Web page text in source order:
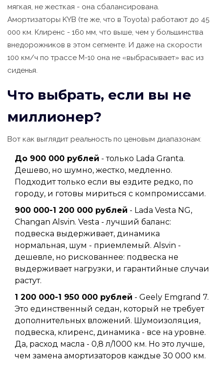
мягкая, не жесткая - она сбалансирована.
Амортизаторы KYB (те же, что в Toyota) работают до 45
000 км. Клиренс - 160 мм, что выше, чем у большинства
внедорожников в этом сегменте. И даже на скорости
100 км/ч по трассе М-10 она не «выбрасывает» вас из
сиденья.
Что выбрать, если вы не
миллионер?
Вот как выглядит реальность по ценовым диапазонам:
До 900 000 рублей - только Lada Granta.
Дешево, но шумно, жестко, медленно.
Подходит только если вы ездите редко, по
городу, и готовы мириться с компромиссами.
900 000-1 200 000 рублей - Lada Vesta NG,
Changan Alsvin. Vesta - лучший баланс:
подвеска выдерживает, динамика
нормальная, шум - приемлемый. Alsvin -
дешевле, но рискованнее: подвеска не
выдерживает нагрузки, и гарантийные случаи
растут.
1 200 000-1 950 000 рублей - Geely Emgrand 7.
Это единственный седан, который не требует
дополнительных вложений. Шумоизоляция,
подвеска, клиренс, динамика - все на уровне.
Да, расход масла - 0,8 л/1000 км. Но это лучше,
чем замена амортизаторов каждые 30 000 км.